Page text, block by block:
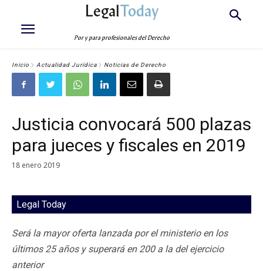
LegalToday
Por y para profesionales del Derecho
Inicio Actualidad Jurídica Noticias de Derecho
Justicia convocará 500 plazas
para jueces y fiscales en 2019
18 enero 2019
Legal Today
Será la mayor oferta lanzada por el ministerio en los
últimos 25 años y superará en 200 a la del ejercicio
anterior